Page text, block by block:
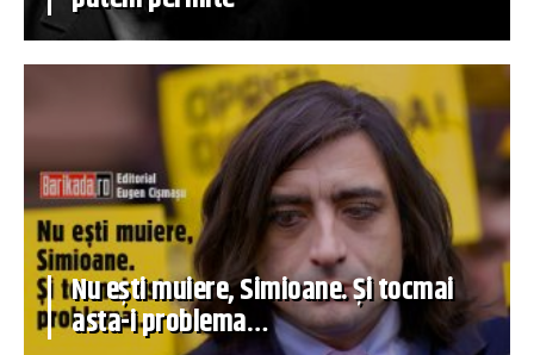
Nu ești muiere, Simioane. Și tocmai
asta-i problema…